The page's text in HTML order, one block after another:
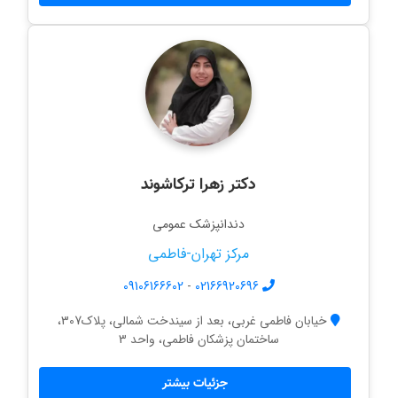
دکتر زهرا ترکاشوند
دندانپزشک عمومی
مرکز تهران-فاطمی
02166920696
-
09106166602
خیابان فاطمی غربی، بعد از سیندخت شمالی، پلاک307،
ساختمان پزشکان فاطمی، واحد 3
جزئیات بیشتر